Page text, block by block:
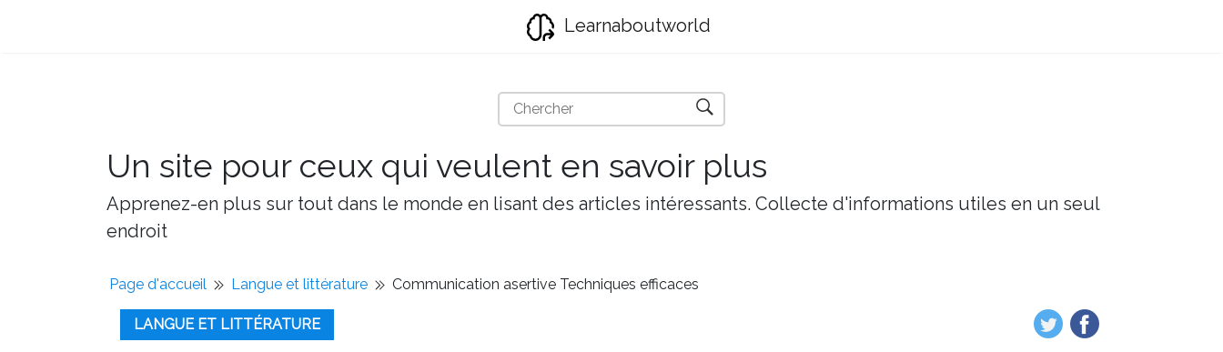
Learnaboutworld
Un site pour ceux qui veulent en savoir plus
Apprenez-en plus sur tout dans le monde en lisant des articles intéressants. Collecte d'informations utiles en un seul
endroit
Page d'accueil Langue et littérature Communication asertive Techniques efficaces
LANGUE ET LITTÉRATURE